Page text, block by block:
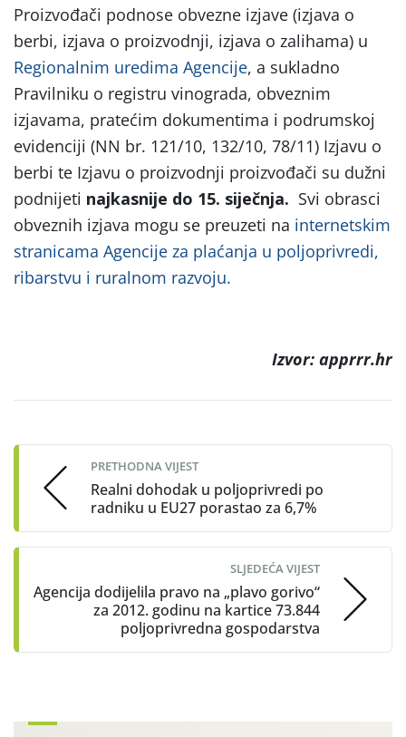
Proizvođači podnose obvezne izjave (izjava o
berbi, izjava o proizvodnji, izjava o zalihama) u
Regionalnim uredima Agencije, a sukladno
Pravilniku o registru vinograda, obveznim
izjavama, pratećim dokumentima i podrumskoj
evidenciji (NN br. 121/10, 132/10, 78/11) Izjavu o
berbi te Izjavu o proizvodnji proizvođači su dužni
podnijeti najkasnije do 15. siječnja. Svi obrasci
obveznih izjava mogu se preuzeti na internetskim
stranicama Agencije za plaćanja u poljoprivredi,
ribarstvu i ruralnom razvoju.
Izvor: apprrr.hr
navigation
PRETHODNA VIJEST
Realni dohodak u poljoprivredi po
radniku u EU27 porastao za 6,7%
SLJEDEĆA VIJEST
Agencija dodijelila pravo na „plavo gorivo“
za 2012. godinu na kartice 73.844
poljoprivredna gospodarstva